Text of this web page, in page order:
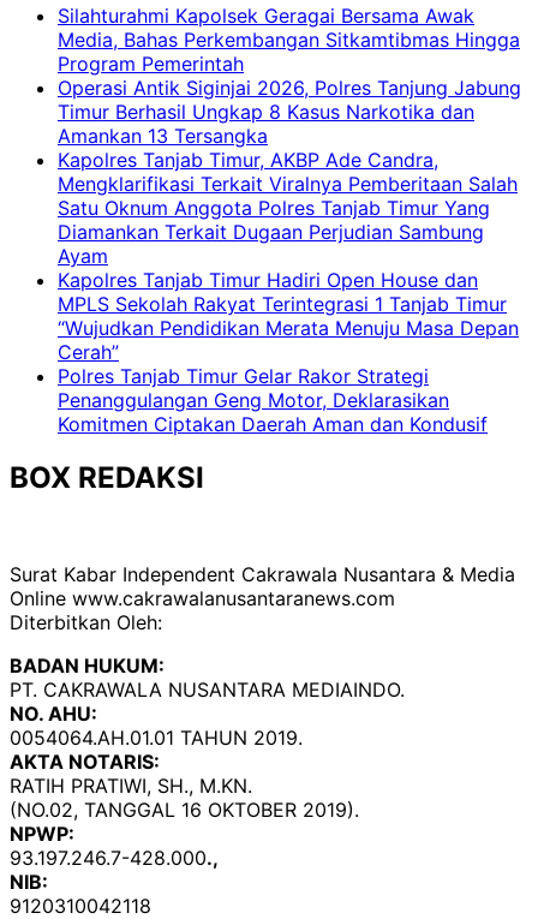
Silahturahmi Kapolsek Geragai Bersama Awak
Media, Bahas Perkembangan Sitkamtibmas Hingga
Program Pemerintah
Operasi Antik Siginjai 2026, Polres Tanjung Jabung
Timur Berhasil Ungkap 8 Kasus Narkotika dan
Amankan 13 Tersangka
Kapolres Tanjab Timur, AKBP Ade Candra,
Mengklarifikasi Terkait Viralnya Pemberitaan Salah
Satu Oknum Anggota Polres Tanjab Timur Yang
Diamankan Terkait Dugaan Perjudian Sambung
Ayam
Kapolres Tanjab Timur Hadiri Open House dan
MPLS Sekolah Rakyat Terintegrasi 1 Tanjab Timur
“Wujudkan Pendidikan Merata Menuju Masa Depan
Cerah”
Polres Tanjab Timur Gelar Rakor Strategi
Penanggulangan Geng Motor, Deklarasikan
Komitmen Ciptakan Daerah Aman dan Kondusif
BOX REDAKSI
Surat Kabar Independent Cakrawala Nusantara & Media
Online www.cakrawalanusantaranews.com
Diterbitkan Oleh:
BADAN HUKUM:
PT. CAKRAWALA NUSANTARA MEDIAINDO.
NO. AHU:
0054064.AH.01.01 TAHUN 2019.
AKTA NOTARIS:
RATIH PRATIWI, SH., M.KN.
(NO.02, TANGGAL 16 OKTOBER 2019).
NPWP:
93.197.246.7-428.000.,
NIB:
9120310042118